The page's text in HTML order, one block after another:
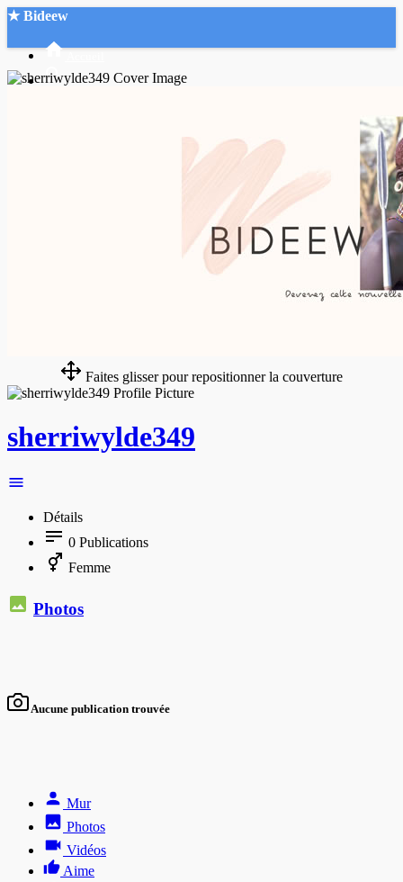
★ Bideew
Faites glisser pour repositionner la couverture
sherriwylde349
Détails
0 Publications
Femme
Photos
Aucune publication trouvée
Mur
Photos
Vidéos
Aime